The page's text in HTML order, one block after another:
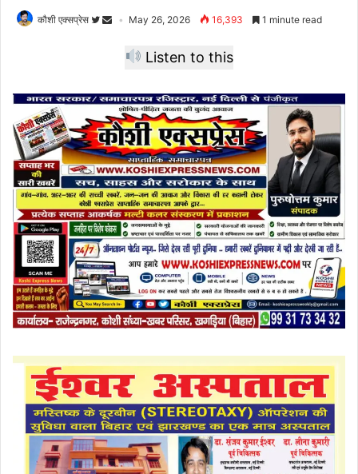
कौशी एक्सप्रेस May 26, 2026 16,393 1 minute read
Listen to this